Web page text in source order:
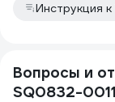
Инструкция
Вопросы и
SQ0832-0011